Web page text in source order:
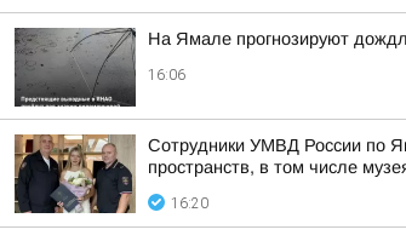
На Ямале прогнозируют
16:06
Сотрудники УМВД России по
пространств, в том числе
16:20